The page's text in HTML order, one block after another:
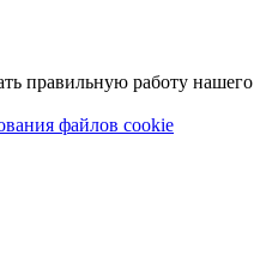
правильную работу нашего
файлов cookie